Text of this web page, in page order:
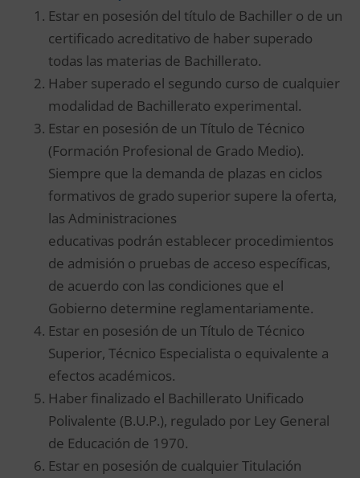
Estar en posesión del título de Bachiller o de un
certificado acreditativo de haber superado
todas las materias de Bachillerato.
Haber superado el segundo curso de cualquier
modalidad de Bachillerato experimental.
Estar en posesión de un Título de Técnico
(Formación Profesional de Grado Medio).
Siempre que la demanda de plazas en ciclos
formativos de grado superior supere la oferta,
las Administraciones
educativas podrán establecer procedimientos
de admisión o pruebas de acceso específicas,
de acuerdo con las condiciones que el
Gobierno determine reglamentariamente.
Estar en posesión de un Título de Técnico
Superior, Técnico Especialista o equivalente a
efectos académicos.
Haber finalizado el Bachillerato Unificado
Polivalente (B.U.P.), regulado por Ley General
de Educación de 1970.
Estar en posesión de cualquier Titulación